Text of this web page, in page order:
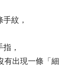
紋，
，
有出現一條「細